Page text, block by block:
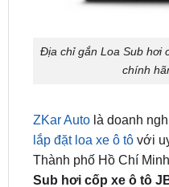
Địa chỉ gắn Loa Sub hơi
là doanh
Thành phố Hồ Chí
Sub hơi cốp xe ô tô
lựa chọn phổ biến và
khách hàng. Ngoài độ